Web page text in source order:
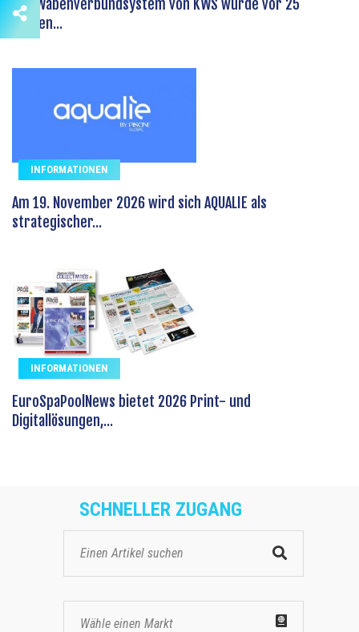
Das Wabenverbundsystem von KWS wurde vor 25
Jahren...
INFORMATIONEN
Am 19. November 2026 wird sich AQUALIE als
strategischer...
INFORMATIONEN
EuroSpaPoolNews bietet 2026 Print- und
Digitallösungen,...
SCHNELLER ZUGANG
Wähle einen Markt